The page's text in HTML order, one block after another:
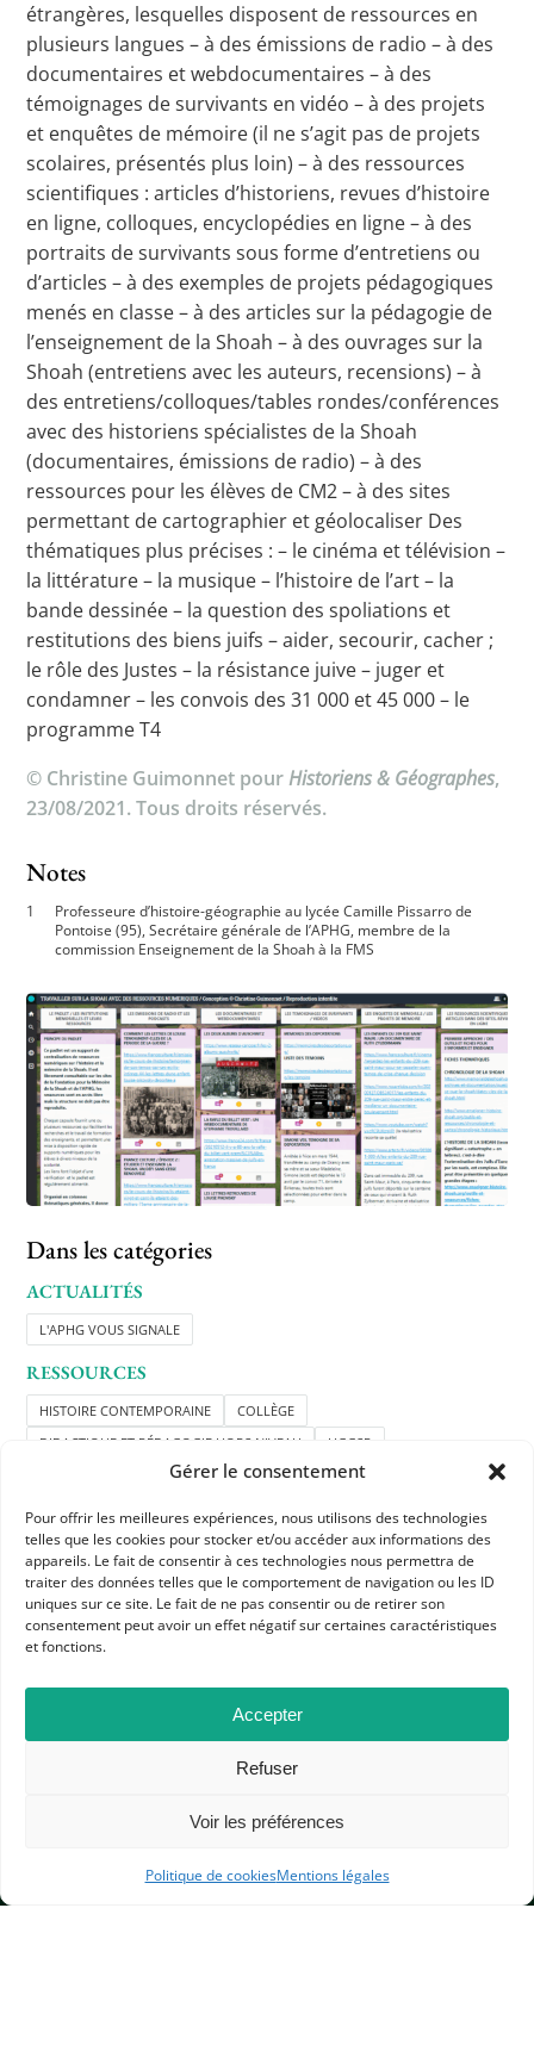
Gérer le consentement
Pour offrir les meilleures expériences, nous utilisons des technologies
telles que les cookies pour stocker et/ou accéder aux informations des
appareils. Le fait de consentir à ces technologies nous permettra de
traiter des données telles que le comportement de navigation ou les ID
uniques sur ce site. Le fait de ne pas consentir ou de retirer son
consentement peut avoir un effet négatif sur certaines caractéristiques
et fonctions.
Accepter
Refuser
Voir les préférences
Politique de cookiesMentions légales
étrangères, lesquelles disposent de ressources en
plusieurs langues – à des émissions de radio – à des
documentaires et webdocumentaires – à des
témoignages de survivants en vidéo – à des projets
et enquêtes de mémoire (il ne s’agit pas de projets
scolaires, présentés plus loin) – à des ressources
scientifiques : articles d’historiens, revues d’histoire
en ligne, colloques, encyclopédies en ligne – à des
portraits de survivants sous forme d’entretiens ou
d’articles – à des exemples de projets pédagogiques
menés en classe – à des articles sur la pédagogie de
l’enseignement de la Shoah – à des ouvrages sur la
Shoah (entretiens avec les auteurs, recensions) – à
des entretiens/colloques/tables rondes/conférences
avec des historiens spécialistes de la Shoah
(documentaires, émissions de radio) – à des
ressources pour les élèves de CM2 – à des sites
permettant de cartographier et géolocaliser Des
thématiques plus précises : – le cinéma et télévision –
la littérature – la musique – l’histoire de l’art – la
bande dessinée – la question des spoliations et
restitutions des biens juifs – aider, secourir, cacher ;
le rôle des Justes – la résistance juive – juger et
condamner – les convois des 31 000 et 45 000 – le
programme T4
© Christine Guimonnet pourHistoriens & Géographes,
23/08/2021. Tous droits réservés.
Notes
Professeure d’histoire-géographie au lycée Camille Pissarro de
Pontoise (95), Secrétaire générale de l’APHG, membre de la
commission Enseignement de la Shoah à la FMS
Dans les catégories
ACTUALITÉS
L'APHG VOUS SIGNALE
RESSOURCES
HISTOIRE CONTEMPORAINE
COLLÈGE
DIDACTIQUE ET PÉDAGOGIE HORS NIVEAU
HGGSP
LYCÉE GÉNÉRAL ET TECHNOLOGIQUE
APHG
+ 33 0(1) 42 33 62 37
BP 6541 – 75065 Paris Cedex 02